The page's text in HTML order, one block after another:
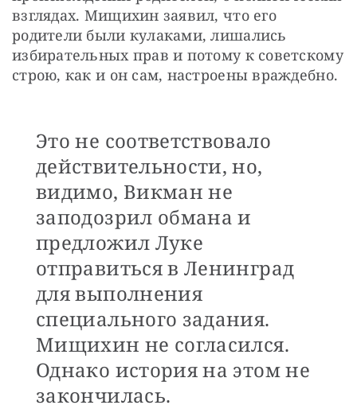
взглядах. Мищихин заявил, что его
родители были кулаками, лишались
избирательных прав и потому к советскому
строю, как и он сам, настроены враждебно.
Это не соответствовало
действительности, но,
видимо, Викман не
заподозрил обмана и
предложил Луке
отправиться в Ленинград
для выполнения
специального задания.
Мищихин не согласился.
Однако история на этом не
закончилась.